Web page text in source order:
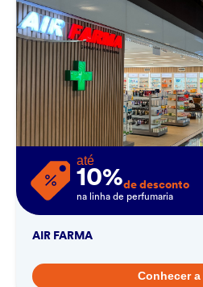
até
10%de desconto
na linha de perfumaria
AIR FARMA
Conhecer